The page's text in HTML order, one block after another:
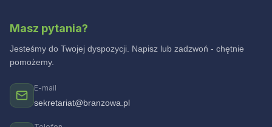
Masz pytania?
Jesteśmy do Twojej dyspozycji. Napisz lub zadzwoń - chętnie
pomożemy.
E-mail
sekretariat@branzowa.pl